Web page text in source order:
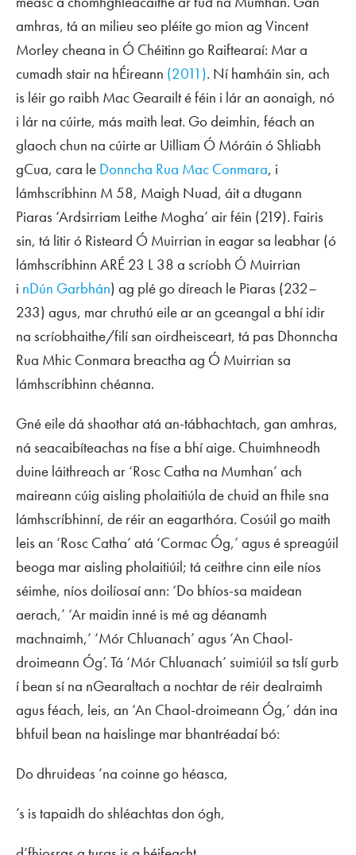
amhras, tá an milieu seo pléite go mion ag Vincent
Morley cheana in Ó Chéitinn go Raiftearaí: Mar a
cumadh stair na hÉireann (2011). Ní hamháin sin, ach
is léir go raibh Mac Gearailt é féin i lár an aonaigh, nó
i lár na cúirte, más maith leat. Go deimhin, féach an
glaoch chun na cúirte ar Uilliam Ó Móráin ó Shliabh
gCua, cara le Donncha Rua Mac Conmara, i
lámhscríbhinn M 58, Maigh Nuad, áit a dtugann
Piaras ‘Ardsirriam Leithe Mogha’ air féin (219). Fairis
sin, tá litir ó Risteard Ó Muirrian in eagar sa leabhar (ó
lámhscríbhinn ARÉ 23 L 38 a scríobh Ó Muirrian
i nDún Garbhán) ag plé go díreach le Piaras (232–
233) agus, mar chruthú eile ar an gceangal a bhí idir
na scríobhaithe/filí san oirdheisceart, tá pas Dhonncha
Rua Mhic Conmara breactha ag Ó Muirrian sa
lámhscríbhinn chéanna.
Gné eile dá shaothar atá an-tábhachtach, gan amhras,
ná seacaibíteachas na físe a bhí aige. Chuimhneodh
duine láithreach ar ‘Rosc Catha na Mumhan’ ach
maireann cúig aisling pholaitiúla de chuid an fhile sna
lámhscríbhinní, de réir an eagarthóra. Cosúil go maith
leis an ‘Rosc Catha’ atá ‘Cormac Óg,’ agus é spreagúil
beoga mar aisling pholaitiúil; tá ceithre cinn eile níos
séimhe, níos doilíosaí ann: ‘Do bhíos-sa maidean
aerach,’ ‘Ar maidin inné is mé ag déanamh
machnaimh,’ ‘Mór Chluanach’ agus ‘An Chaol-
droimeann Óg’. Tá ‘Mór Chluanach’ suimiúil sa tslí gurb
í bean sí na nGearaltach a nochtar de réir dealraimh
agus féach, leis, an ‘An Chaol-droimeann Óg,’ dán ina
bhfuil bean na haislinge mar bhantréadaí bó:
Do dhruideas ’na coinne go héasca,
’s is tapaidh do shléachtas don ógh,